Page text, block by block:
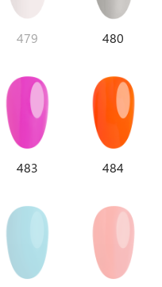
479 480
483 484